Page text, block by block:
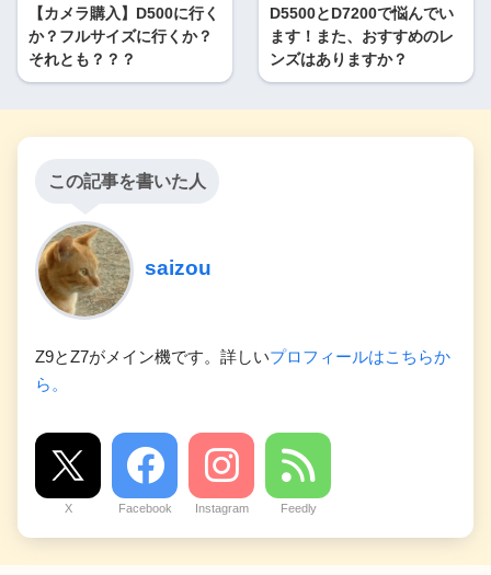
【カメラ購入】D500に行く
か？フルサイズに行くか？
それとも？？？
D5500とD7200で悩んでい
ます！また、おすすめのレ
ンズはありますか？
この記事を書いた人
saizou
Z9とZ7がメイン機です。詳しいプロフィールはこちらか
ら。
X Facebook Instagram Feedly